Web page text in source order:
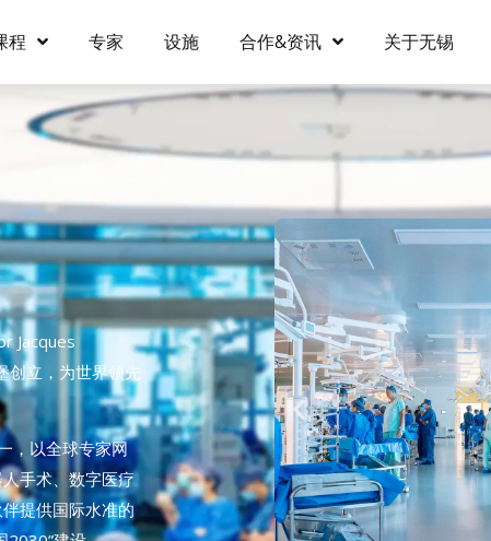
程 专家 设施 合作&资讯 关于无锡
Jacques
创立，为世界领先
，以全球专家网
手术、数字医疗
提供国际水准的